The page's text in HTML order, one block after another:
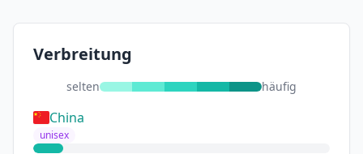
Verbreitung
selten häufig
China
unisex